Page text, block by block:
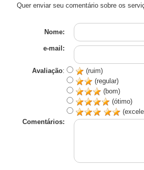
Quer enviar seu comentário sobre os
Nome:
e-mail:
Avaliação:
(ruim)
(regular)
(bom)
(ótimo)
Comentários: